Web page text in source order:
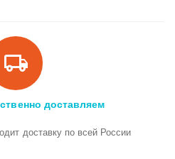
доставляем
доставку по всей России